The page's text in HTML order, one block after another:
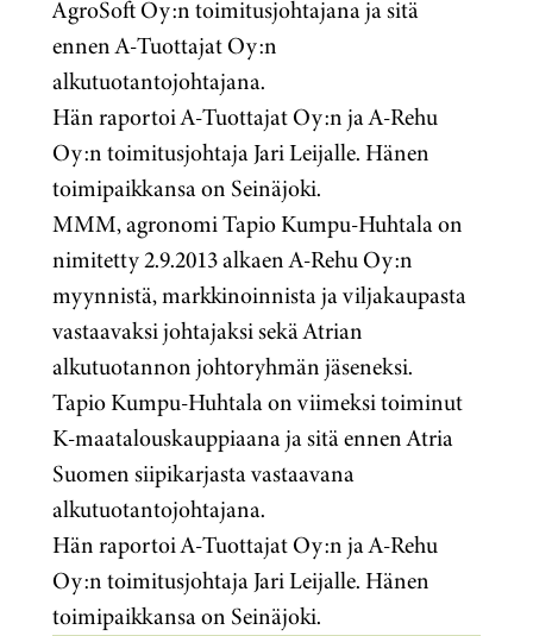
AgroSoft Oy:n toimitusjohtajana ja sitä
ennen A-Tuottajat Oy:n
alkutuotantojohtajana.
Hän raportoi A-Tuottajat Oy:n ja A-Rehu
Oy:n toimitusjohtaja Jari Leijalle. Hänen
toimipaikkansa on Seinäjoki.
MMM, agronomi Tapio Kumpu-Huhtala on
nimitetty 2.9.2013 alkaen A-Rehu Oy:n
myynnistä, markkinoinnista ja viljakaupasta
vastaavaksi johtajaksi sekä Atrian
alkutuotannon johtoryhmän jäseneksi.
Tapio Kumpu-Huhtala on viimeksi toiminut
K-maatalouskauppiaana ja sitä ennen Atria
Suomen siipikarjasta vastaavana
alkutuotantojohtajana.
Hän raportoi A-Tuottajat Oy:n ja A-Rehu
Oy:n toimitusjohtaja Jari Leijalle. Hänen
toimipaikkansa on Seinäjoki.